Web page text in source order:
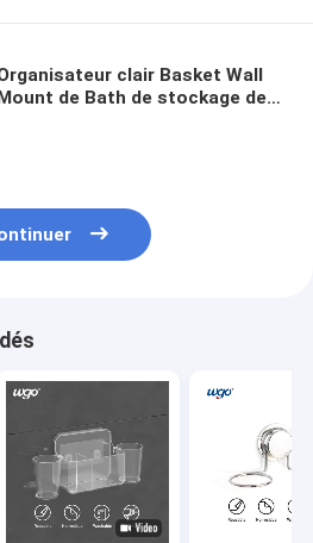
clair Basket Wall
de Bath de stockage de